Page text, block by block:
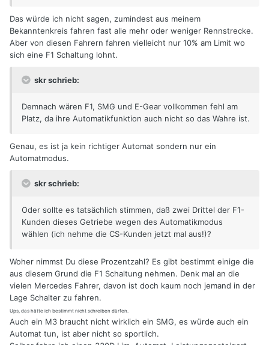
Das würde ich nicht sagen, zumindest aus meinem
Bekanntenkreis fahren fast alle mehr oder weniger Rennstrecke.
Aber von diesen Fahrern fahren vielleicht nur 10% am Limit wo
sich eine F1 Schaltung lohnt.
skr schrieb:
Demnach wären F1, SMG und E-Gear vollkommen fehl am
Platz, da ihre Automatikfunktion auch nicht so das Wahre ist.
Genau, es ist ja kein richtiger Automat sondern nur ein
Automatmodus.
skr schrieb:
Oder sollte es tatsächlich stimmen, daß zwei Drittel der F1-
Kunden dieses Getriebe wegen des Automatikmodus
wählen (ich nehme die CS-Kunden jetzt mal aus!)?
Woher nimmst Du diese Prozentzahl? Es gibt bestimmt einige die
aus diesem Grund die F1 Schaltung nehmen. Denk mal an die
vielen Mercedes Fahrer, davon ist doch kaum noch jemand in der
Lage Schalter zu fahren.
Ups, das hätte ich bestimmt nicht schreiben dürfen.
Auch ein M3 braucht nicht wirklich ein SMG, es würde auch ein
Automat tun, ist aber nicht so sportlich.